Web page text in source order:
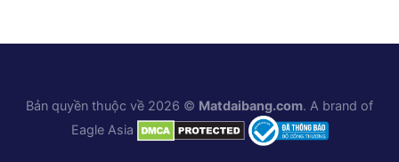
Bản quyền thuộc về 2026 © Matdaibang.com. A brand of
Eagle Asia